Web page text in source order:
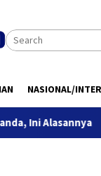
NASIONAL/
9 Desa